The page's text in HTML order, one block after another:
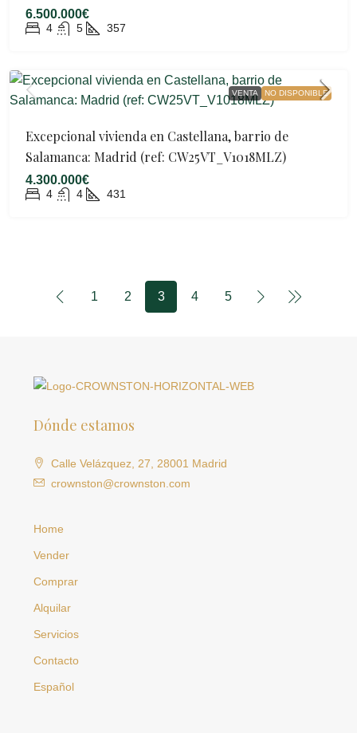
6.500.000€
4 5 357
VENTA NO DISPONIBLE
Excepcional vivienda en Castellana, barrio de
Salamanca: Madrid (ref: CW25VT_V1018MLZ)
4.300.000€
4 4 431
1 2 3 4 5
Dónde estamos
Calle Velázquez, 27, 28001 Madrid
crownston@crownston.com
Home
Vender
Comprar
Alquilar
Servicios
Contacto
Español